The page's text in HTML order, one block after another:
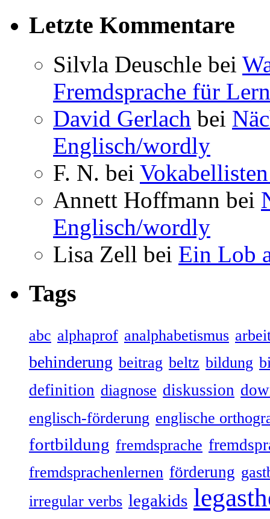
Letzte Kommentare
Silvla Deuschle bei
Fremdsprache für
David Gerlach bei
Englisch/wordly
F. N. bei
Annett Hoffmann bei
Englisch/wordly
Lisa Zell bei Ein Lob
Tags
abc alphaprof analphabetismus
behinderung beitrag beltz bildung
definition diagnose diskussion
englisch-förderung englische
fortbildung fremdsprache
fremdsprachenlernen förderung
irregular verbs legakids